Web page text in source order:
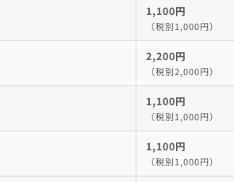
1,100円
（税別1,000円）
2,200円
（税別2,000円）
1,100円
（税別1,000円）
1,100円
（税別1,000円）